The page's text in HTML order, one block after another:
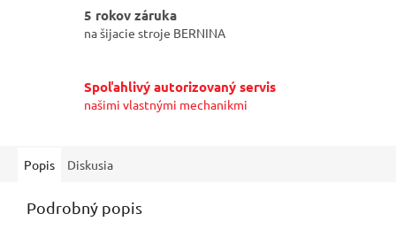
5 rokov záruka
na šijacie stroje BERNINA
Spoľahlivý autorizovaný servis
našimi vlastnými mechanikmi
Popis Diskusia
Podrobný popis